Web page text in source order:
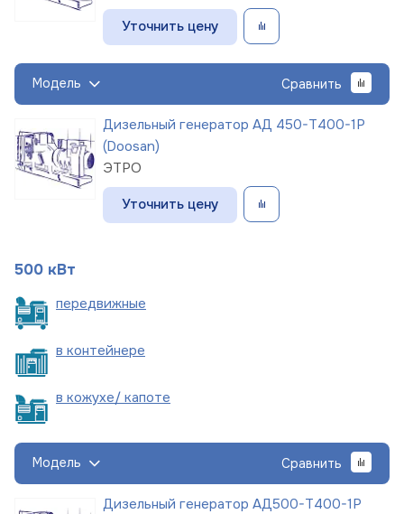
Уточнить цену
Модель Сравнить
Дизельный генератор АД 450-Т400-1Р
(Doosan)
ЭТРО
Уточнить цену
500 кВт
передвижные
в контейнере
в кожухе/ капоте
Модель Сравнить
Дизельный генератор АД500-Т400-1Р